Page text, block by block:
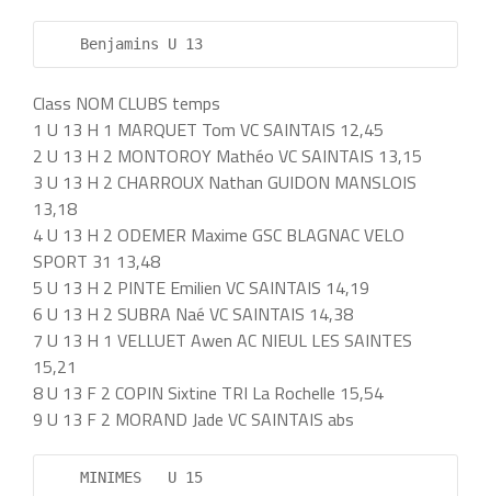
    Benjamins U 13
Class NOM CLUBS temps
1 U 13 H 1 MARQUET Tom VC SAINTAIS 12,45
2 U 13 H 2 MONTOROY Mathéo VC SAINTAIS 13,15
3 U 13 H 2 CHARROUX Nathan GUIDON MANSLOIS
13,18
4 U 13 H 2 ODEMER Maxime GSC BLAGNAC VELO
SPORT 31 13,48
5 U 13 H 2 PINTE Emilien VC SAINTAIS 14,19
6 U 13 H 2 SUBRA Naé VC SAINTAIS 14,38
7 U 13 H 1 VELLUET Awen AC NIEUL LES SAINTES
15,21
8 U 13 F 2 COPIN Sixtine TRI La Rochelle 15,54
9 U 13 F 2 MORAND Jade VC SAINTAIS abs
    MINIMES   U 15